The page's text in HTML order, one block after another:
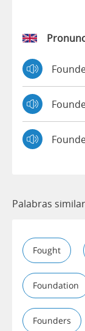
Palabras
Fought
Foundation
Founders